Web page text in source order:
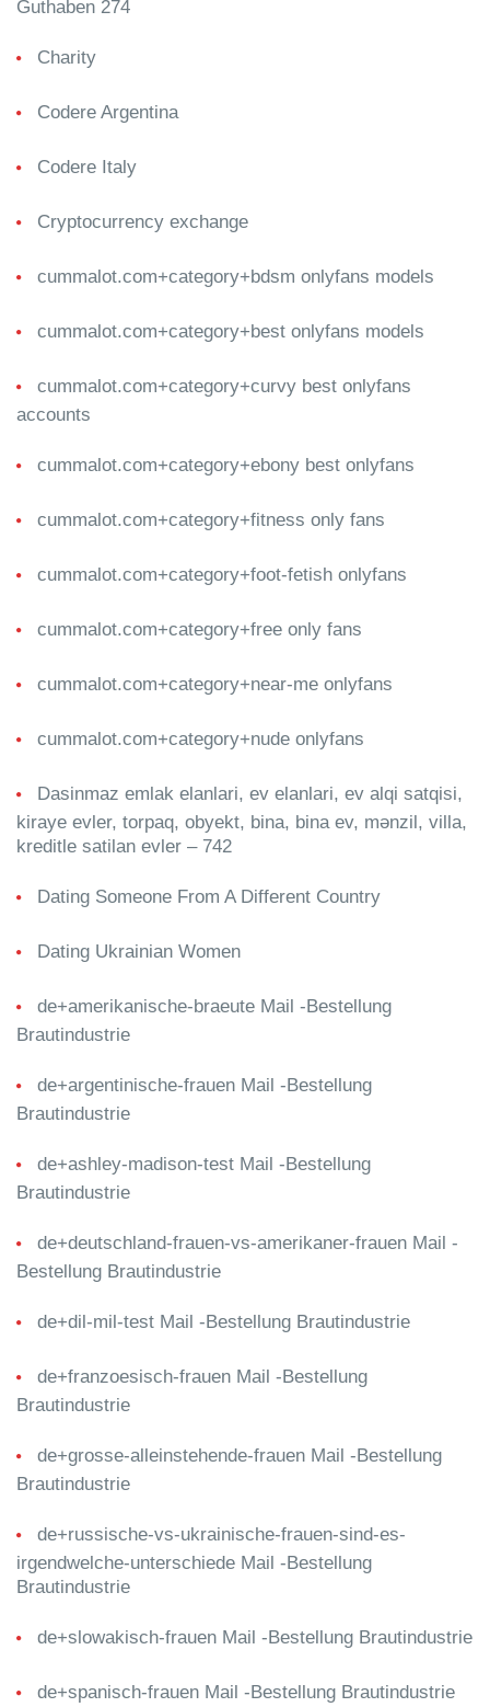
Guthaben 274
Charity
Codere Argentina
Codere Italy
Cryptocurrency exchange
cummalot.com+category+bdsm onlyfans models
cummalot.com+category+best onlyfans models
cummalot.com+category+curvy best onlyfans
accounts
cummalot.com+category+ebony best onlyfans
cummalot.com+category+fitness only fans
cummalot.com+category+foot-fetish onlyfans
cummalot.com+category+free only fans
cummalot.com+category+near-me onlyfans
cummalot.com+category+nude onlyfans
Dasinmaz emlak elanlari, ev elanlari, ev alqi satqisi,
kiraye evler, torpaq, obyekt, bina, bina ev, mənzil, villa,
kreditle satilan evler – 742
Dating Someone From A Different Country
Dating Ukrainian Women
de+amerikanische-braeute Mail -Bestellung
Brautindustrie
de+argentinische-frauen Mail -Bestellung
Brautindustrie
de+ashley-madison-test Mail -Bestellung
Brautindustrie
de+deutschland-frauen-vs-amerikaner-frauen Mail -
Bestellung Brautindustrie
de+dil-mil-test Mail -Bestellung Brautindustrie
de+franzoesisch-frauen Mail -Bestellung
Brautindustrie
de+grosse-alleinstehende-frauen Mail -Bestellung
Brautindustrie
de+russische-vs-ukrainische-frauen-sind-es-
irgendwelche-unterschiede Mail -Bestellung
Brautindustrie
de+slowakisch-frauen Mail -Bestellung Brautindustrie
de+spanisch-frauen Mail -Bestellung Brautindustrie